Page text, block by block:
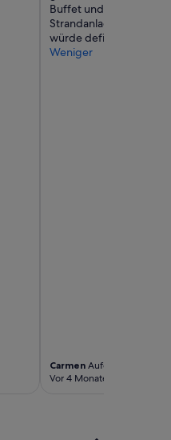
Buffet und schönes
Strandanlage waren
würde definitiv wieder
Weniger
CarmenAufenthalt von 1
Vor 4 Monaten gepostet